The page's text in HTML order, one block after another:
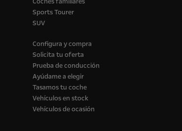
Sports Tourer
SUV
Configura y compra
Solicita tu oferta
Prueba de conducción
Ayúdame a elegir
Tasamos tu coche
Vehículos en stock
Vehículos de ocasión